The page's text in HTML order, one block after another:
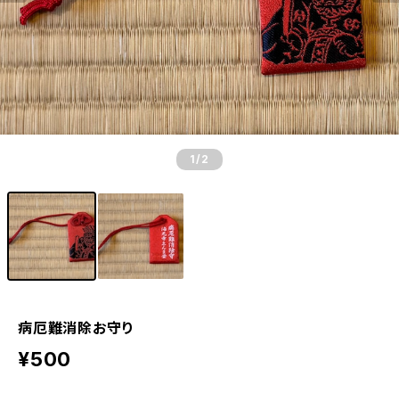
1 /2
病厄難消除お守り
¥500